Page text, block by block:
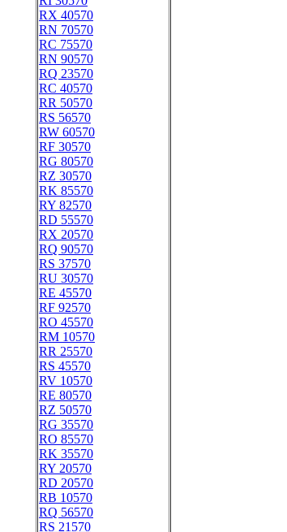
RX 40570
RN 70570
RC 75570
RN 90570
RQ 23570
RC 40570
RR 50570
RS 56570
RW 60570
RF 30570
RG 80570
RZ 30570
RK 85570
RY 82570
RD 55570
RX 20570
RQ 90570
RS 37570
RU 30570
RE 45570
RF 92570
RO 45570
RM 10570
RR 25570
RS 45570
RV 10570
RE 80570
RZ 50570
RG 35570
RO 85570
RK 35570
RY 20570
RD 20570
RB 10570
RQ 56570
RS 21570